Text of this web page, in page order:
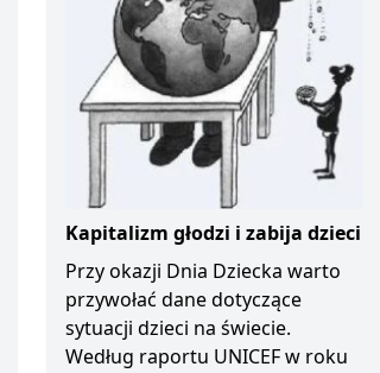
Kapitalizm głodzi i zabija dzieci
Przy okazji Dnia Dziecka warto
przywołać dane dotyczące
sytuacji dzieci na świecie.
Według raportu UNICEF w roku